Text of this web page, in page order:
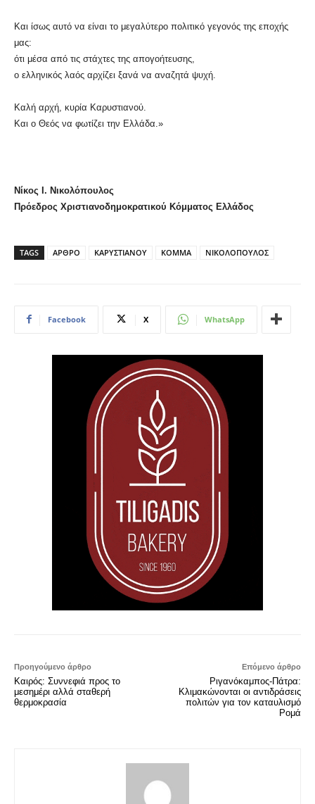
Και ίσως αυτό να είναι το μεγαλύτερο πολιτικό γεγονός της εποχής
μας:
ότι μέσα από τις στάχτες της απογοήτευσης,
ο ελληνικός λαός αρχίζει ξανά να αναζητά ψυχή.
Καλή αρχή, κυρία Καρυστιανού.
Και ο Θεός να φωτίζει την Ελλάδα.»
Νίκος Ι. Νικολόπουλος
Πρόεδρος Χριστιανοδημοκρατικού Κόμματος Ελλάδος
TAGS ΑΡΘΡΟ ΚΑΡΥΣΤΙΑΝΟΥ ΚΟΜΜΑ ΝΙΚΟΛΟΠΟΥΛΟΣ
Facebook X WhatsApp
Προηγούμενο άρθρο
Καιρός: Συννεφιά προς το
μεσημέρι αλλά σταθερή
θερμοκρασία
Επόμενο άρθρο
Ριγανόκαμπος-Πάτρα:
Κλιμακώνονται οι αντιδράσεις
πολιτών για τον καταυλισμό
Ρομά